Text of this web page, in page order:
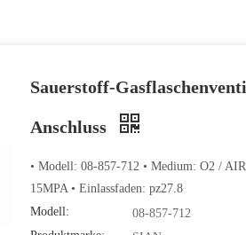
Sauerstoff-
Anschluss
• Modell: 08-857-712 • Medium: O2 /
15MPA • Einlassfaden: pz27.8
Modell:
08-857-712